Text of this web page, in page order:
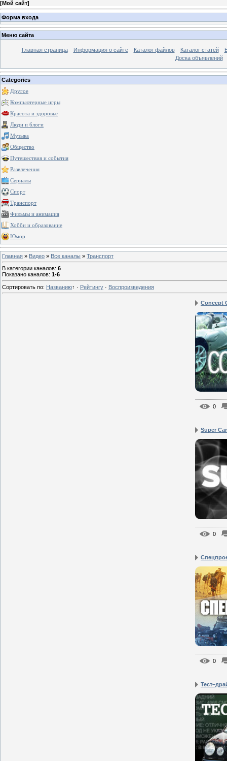
[Мой сайт]
Форма входа
Меню сайта
Главная страница Информация о сайте Каталог файлов Каталог статей
Доска объявлений
Categories
Другое
Компьютерные игры
Красота и здоровье
Люди и блоги
Музыка
Общество
Путешествия и события
Развлечения
Сериалы
Спорт
Транспорт
Фильмы и анимация
Хобби и образование
Юмор
Главная » Видео » Все каналы » Транспорт
В категории каналов: 6
Показано каналов: 1-6
Сортировать по: Названию↑ · Рейтингу · Воспроизведения
Concept
0
Super
0
0